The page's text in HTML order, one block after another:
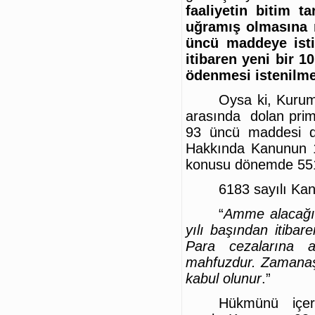
faaliyetin bitim
uğramış
üncü maddeye
itibaren yeni bir
ödenmesi
Oysa ki,
arasında dolan
93 üncü maddesi
Hakkında
konusu dönemde
6183 sayılı
“Amme
yılı başından
Para cezalarına
mahfuzdur.
kabul olunur.”
Hükmünü